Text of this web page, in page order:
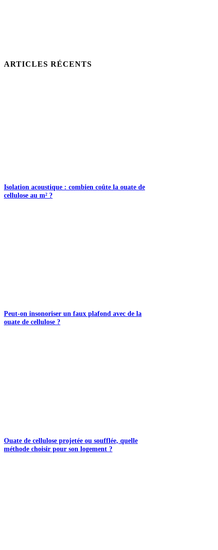
ARTICLES RÉCENTS
Isolation acoustique : combien coûte la ouate de
cellulose au m² ?
Peut-on insonoriser un faux plafond avec de la
ouate de cellulose ?
Ouate de cellulose projetée ou soufflée, quelle
méthode choisir pour son logement ?